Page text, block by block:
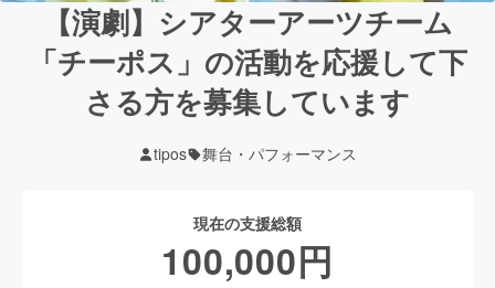
【演劇】シアターアーツチーム
「チーポス」の活動を応援して下
さる方を募集しています
tipos 舞台・パフォーマンス
現在の支援総額
100,000円